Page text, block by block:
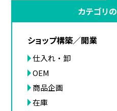
カテゴリ
ショップ構築／開業
仕入れ・卸
OEM
商品企画
在庫